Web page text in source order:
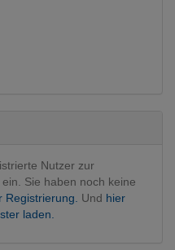
Nutzer zur
Sie haben noch keine
Registrierung. Und hier
laden.